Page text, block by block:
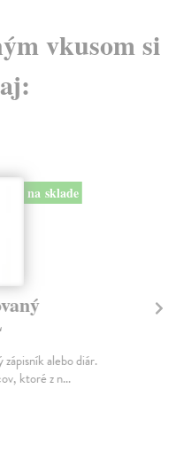
vkusom si
na sklade
alebo diár.
ktoré z n...